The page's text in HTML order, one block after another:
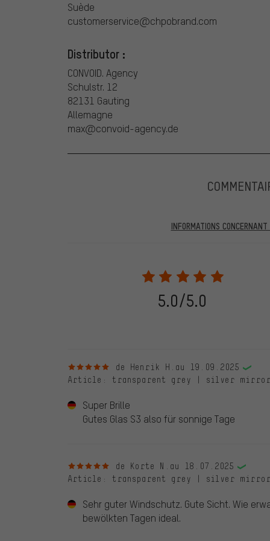
Suède
customerservice@chpobrand.com
Distributor :
CONVOID. Agency
Schulstr. 12
82131 Gauting
Allemagne
max@convoid-agency.de
INFORMATIONS
partir du 28.05.2022, seules les évaluations vérifiées
être indiqué lors de l'évaluation du produit. Nous ne
de commande. Toutes les évaluations vérifiées sont
vérifiées jusqu'au 28.05.2022 et à partir du
évaluations de clients qui n'ont pas acheté chez
d'une coche verte. Nous publions toutes les
5.0/5.0
5 sur 5 étoilesde Henrik H. au 19.09.2025
Article : transparent grey | silver mirror
Super Brille
Gutes Glas S3 also für sonnige Tage
5 sur 5 étoilesde Korte N. au 18.07.2025
Article : transparent grey | silver mirror
Sehr guter Windschutz. Gute Sicht. Wie
bewölkten Tagen ideal.